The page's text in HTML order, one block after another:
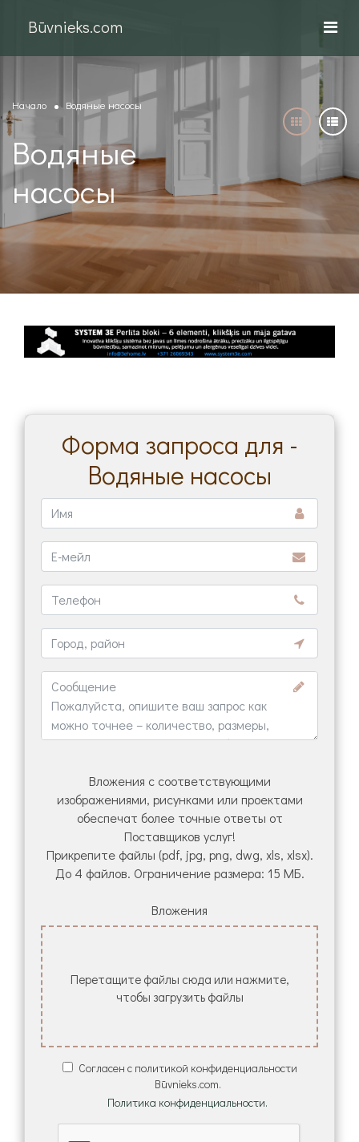
Būvnieks.com
Начало Водяные насосы
Водяные
насосы
Форма запроса для -
Водяные насосы
Вложения с соответствующими
изображениями, рисунками или проектами
обеспечат более точные ответы от
Поставщиков услуг!
Прикрепите файлы (pdf, jpg, png, dwg, xls, xlsx).
До 4 файлов. Ограничение размера: 15 МБ.
Вложения
Перетащите файлы сюда или нажмите,
чтобы загрузить файлы
Согласен с политикой конфиденциальности
Būvnieks.com.
Политика конфиденциальности.